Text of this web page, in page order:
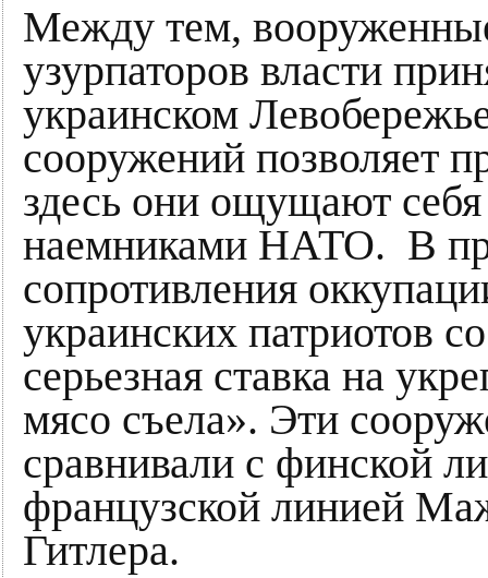
Между тем,
узурпаторов власти
украинском
сооружений позволяет
здесь они ощущают
наемниками НАТО. В
сопротивления
украинских патриотов
серьезная ставка на
мясо съела». Эти
сравнивали с финской
французской линией
Гитлера.